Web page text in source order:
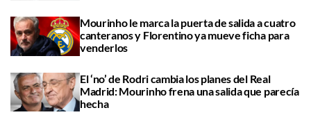
Mourinho le marca la puerta de salida a cuatro
canteranos y Florentino ya mueve ficha para
venderlos
El ‘no’ de Rodri cambia los planes del Real
Madrid: Mourinho frena una salida que parecía
hecha